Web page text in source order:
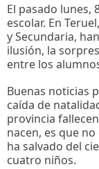
El pasado lunes,
escolar. En
y Secundaria,
ilusión, la
entre los
Buenas noticias
caída de
provincia
nacen, es que
ha salvado del
cuatro niños.